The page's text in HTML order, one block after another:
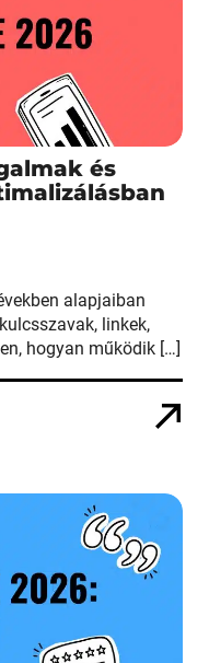
és
alapjaiban
linkek,
hogyan működik […]